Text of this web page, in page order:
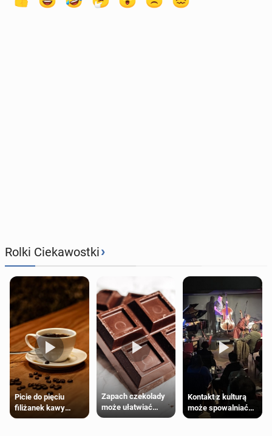
Rolki Ciekawostki›
Picie do pięciu
filiżanek kawy
dziennie jest
Zapach czekolady
może ułatwiać
trening siłowy
Kontakt z kulturą
może spowalniać
starzenie